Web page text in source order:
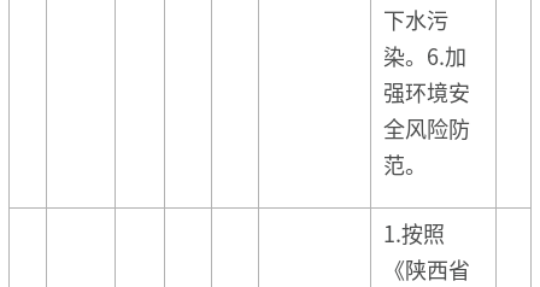
下水污
染。6.加
强环境安
全风险防
范。
1.按照
《陕西省